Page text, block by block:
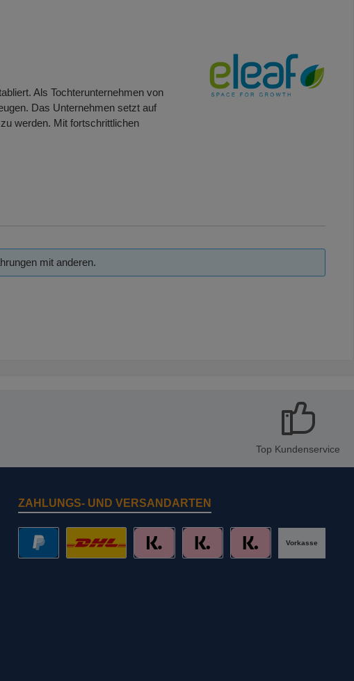
Als Tochterunternehmen von
Das Unternehmen setzt auf
werden. Mit fortschrittlichen
mit anderen.
Top Kundenservice
ZAHLUNGS- UND VERSANDARTEN
Vorkasse